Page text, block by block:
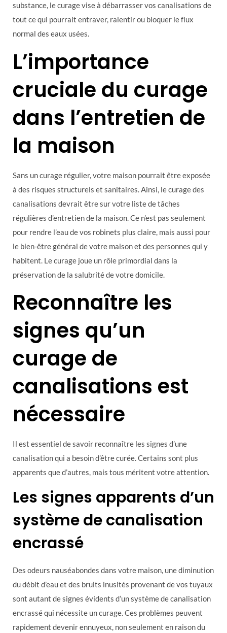
substance, le curage vise à débarrasser vos canalisations de
tout ce qui pourrait entraver, ralentir ou bloquer le flux
normal des eaux usées.
L’importance
cruciale du curage
dans l’entretien de
la maison
Sans un curage régulier, votre maison pourrait être exposée
à des risques structurels et sanitaires. Ainsi, le curage des
canalisations devrait être sur votre liste de tâches
régulières d’entretien de la maison. Ce n’est pas seulement
pour rendre l’eau de vos robinets plus claire, mais aussi pour
le bien-être général de votre maison et des personnes qui y
habitent. Le curage joue un rôle primordial dans la
préservation de la salubrité de votre domicile.
Reconnaître les
signes qu’un
curage de
canalisations est
nécessaire
Il est essentiel de savoir reconnaître les signes d’une
canalisation qui a besoin d’être curée. Certains sont plus
apparents que d’autres, mais tous méritent votre attention.
Les signes apparents d’un
système de canalisation
encrassé
Des odeurs nauséabondes dans votre maison, une diminution
du débit d’eau et des bruits inusités provenant de vos tuyaux
sont autant de signes évidents d’un système de canalisation
encrassé qui nécessite un curage. Ces problèmes peuvent
rapidement devenir ennuyeux, non seulement en raison du